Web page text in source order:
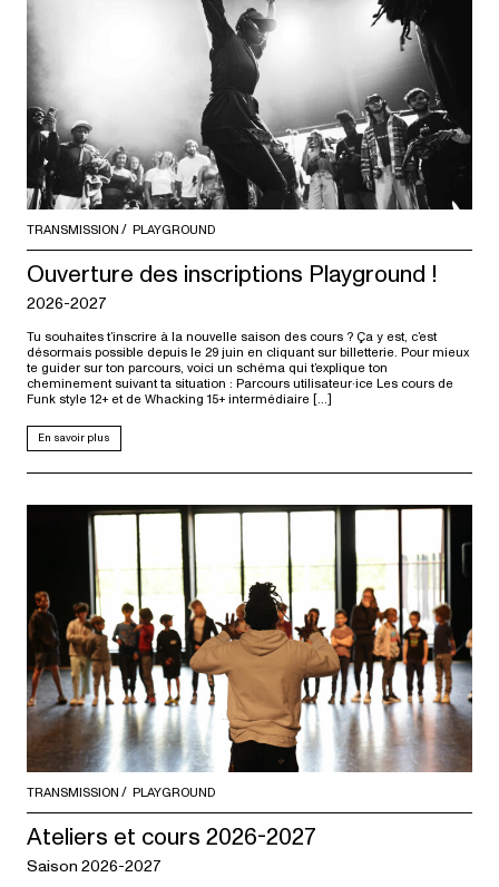
TRANSMISSION PLAYGROUND
Ouverture des inscriptions Playground !
2026-2027
Tu souhaites t’inscrire à la nouvelle saison des cours ? Ça y est, c’est
désormais possible depuis le 29 juin en cliquant sur billetterie. Pour mieux
te guider sur ton parcours, voici un schéma qui t’explique ton
cheminement suivant ta situation : Parcours utilisateur·ice Les cours de
Funk style 12+ et de Whacking 15+ intermédiaire […]
En savoir plus
TRANSMISSION PLAYGROUND
Ateliers et cours 2026-2027
Saison 2026-2027